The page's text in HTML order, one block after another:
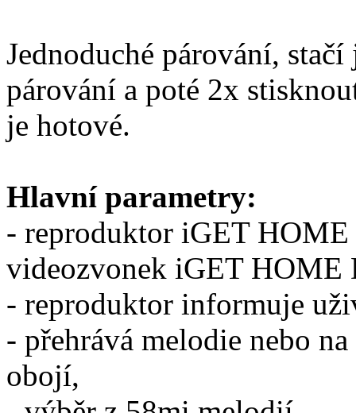
Jednoduché párování,
párování a poté 2x
je hotové.
Hlavní parametry:
- reproduktor iGET
videozvonek iGET HOME
- reproduktor informuje
- přehrává melodie nebo
obojí,